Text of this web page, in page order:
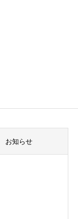
お知らせ